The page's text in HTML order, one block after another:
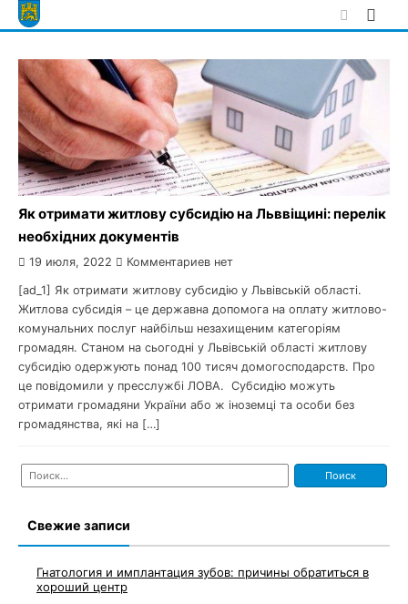
Skip
to
Як отримати житлову субсидію на Льввіщині: перелік
необхідних документів
19 июля, 2022 Комментариев нет
[ad_1] Як отримати житлову субсидію у Львівській області.
Житлова субсидія – це державна допомога на оплату житлово-
комунальних послуг найбільш незахищеним категоріям
громадян. Станом на сьогодні у Львівській області житлову
субсидію одержують понад 100 тисяч домогосподарств. Про
це повідомили у пресслужбі ЛОВА. Субсидію можуть
отримати громадяни України або ж іноземці та особи без
громадянства, які на […]
Найти:
Свежие записи
Гнатология и имплантация зубов: причины обратиться в
хороший центр